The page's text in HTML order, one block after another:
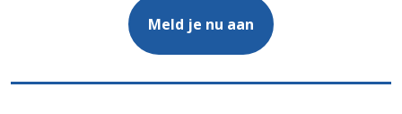
Meld je nu aan